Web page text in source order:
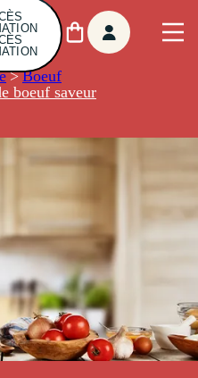
> Boeuf
boeuf saveur